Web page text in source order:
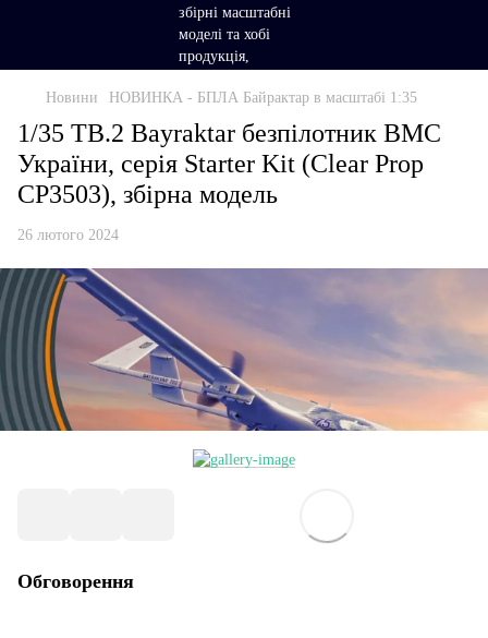
Новини НОВИНКА - БПЛА Байрактар в масштабі 1:35
1/35 TB.2 Bayraktar безпілотник ВМС
України, серія Starter Kit (Clear Prop
CP3503), збірна модель
26 лютого 2024
Обговорення